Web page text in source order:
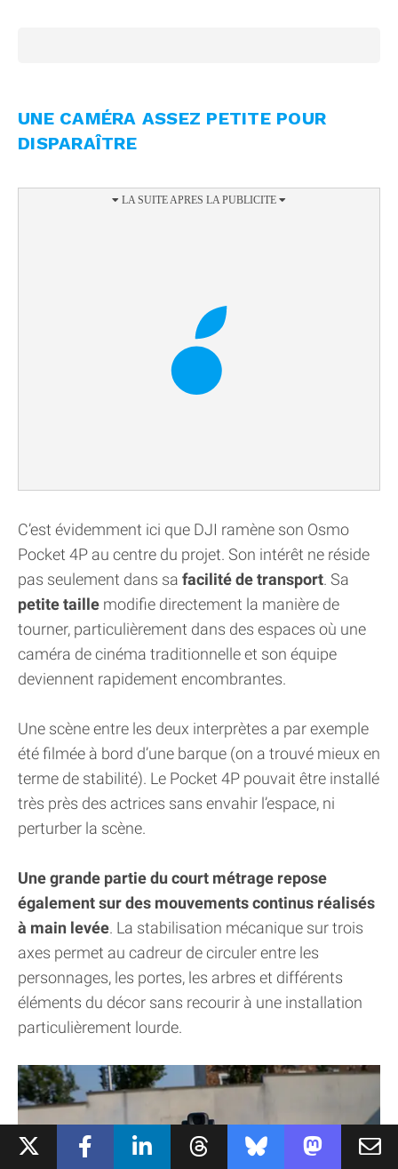
UNE CAMÉRA ASSEZ PETITE POUR
DISPARAÎTRE
C’est évidemment ici que DJI ramène son Osmo
Pocket 4P au centre du projet. Son intérêt ne réside
pas seulement dans sa facilité de transport. Sa
petite taille modifie directement la manière de
tourner, particulièrement dans des espaces où une
caméra de cinéma traditionnelle et son équipe
deviennent rapidement encombrantes.
Une scène entre les deux interprètes a par exemple
été filmée à bord d’une barque (on a trouvé mieux en
terme de stabilité). Le Pocket 4P pouvait être installé
très près des actrices sans envahir l’espace, ni
perturber la scène.
Une grande partie du court métrage repose
également sur des mouvements continus réalisés
à main levée. La stabilisation mécanique sur trois
axes permet au cadreur de circuler entre les
personnages, les portes, les arbres et différents
éléments du décor sans recourir à une installation
particulièrement lourde.